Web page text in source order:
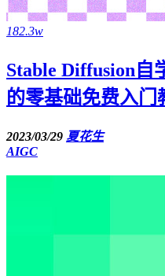
182.3w
Stable Diffusion自
的零基础免费入门
2023/03/29 夏花生
AIGC